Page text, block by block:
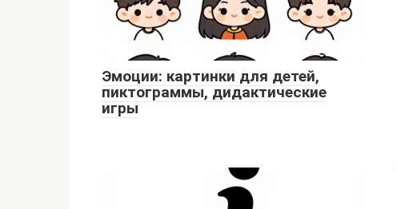
Эмоции: картинки для детей,
пиктограммы, дидактические
игры